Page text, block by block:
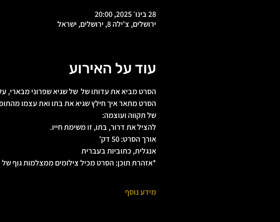
28 בינו׳ 2025, 20:00
ירושלים, צ'ילה 8, ירושלים, ישראל
עוד על האירוע
הסרט מביא את עדותו של  של שגיא שפרוני מבארי, על אירועי ה7.10 כפי שחווה אותן
הסרט מתאר איך חילץ שגיא את בִּתו ואת עצמו
של תקווה ועוצמה:
להציל את דרור, בִּתו, זו משימת חייו.
אורך הסרט: 50 דק'
אנגלית, כתוביות בעברית
*אזהרת תוכן: הסרט מכיל צילומים ממצלמות גוף של
מידע נוסף